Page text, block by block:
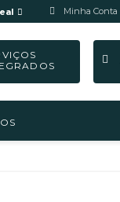
Minha Conta